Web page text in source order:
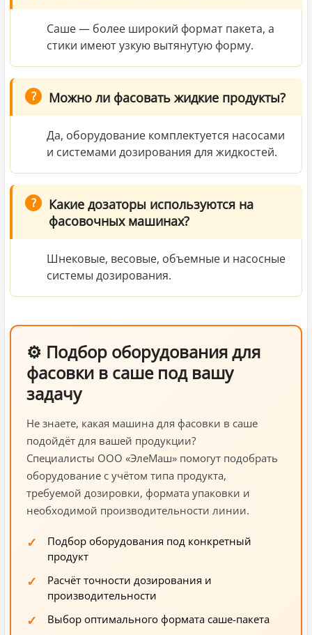
Саше — более широкий формат пакета, а
стики имеют узкую вытянутую форму.
Можно ли фасовать жидкие продукты?
Да, оборудование комплектуется насосами
и системами дозирования для жидкостей.
Какие дозаторы используются на
фасовочных машинах?
Шнековые, весовые, объемные и насосные
системы дозирования.
⚙️ Подбор оборудования для
фасовки в саше под вашу
задачу
Не знаете, какая машина для фасовки в саше
подойдёт для вашей продукции?
Специалисты ООО «ЭлеМаш» помогут подобрать
оборудование с учётом типа продукта,
требуемой дозировки, формата упаковки и
необходимой производительности линии.
Подбор оборудования под конкретный
продукт
Расчёт точности дозирования и
производительности
Выбор оптимального формата саше-пакета